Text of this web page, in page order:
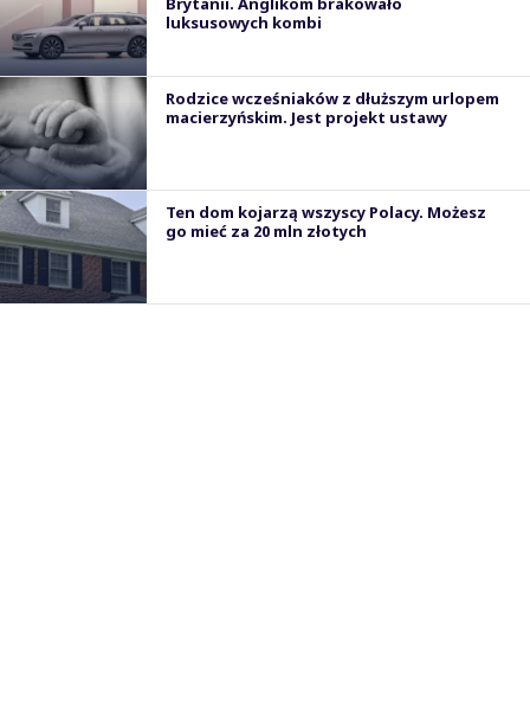
luksusowych kombi
Rodzice wcześniaków z dłuższym urlopem
macierzyńskim. Jest projekt ustawy
Ten dom kojarzą wszyscy Polacy. Możesz
go mieć za 20 mln złotych